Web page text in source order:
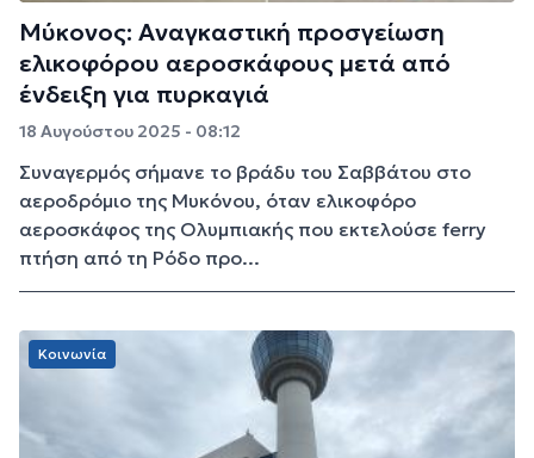
Μύκονος: Αναγκαστική προσγείωση
ελικοφόρου αεροσκάφους μετά από
ένδειξη για πυρκαγιά
18 Αυγούστου 2025 - 08:12
Συναγερμός σήμανε το βράδυ του Σαββάτου στο
αεροδρόμιο της Μυκόνου, όταν ελικοφόρο
αεροσκάφος της Ολυμπιακής που εκτελούσε ferry
πτήση από τη Ρόδο προ...
Κοινωνία